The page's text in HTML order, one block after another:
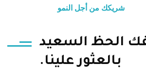
شريكك من أجل النمو
الحظ السعيد
بالعثور علينا.